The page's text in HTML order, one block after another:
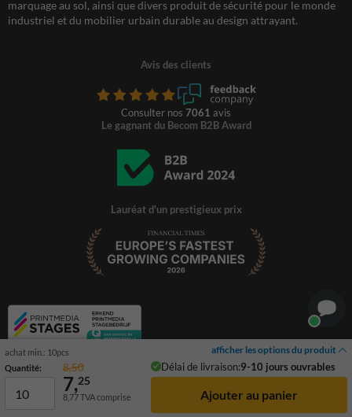
achat min.: 10pcs afficher les options du produit
Quantité: 8,50 Délai de livraison:9-10 jours ouvrables
7,25
8,77TVA comprise
marquage au sol, ainsi que divers produit de sécurité pour le monde
industriel et du mobilier urbain durable au design attrayant.
Avis des clients
Consulter nos 7061 avis
Le gagnant du Becom B2B Award
Lauréat d'un prestigieux prix
© 2026 TrafficSupply. Tous droits réservés.